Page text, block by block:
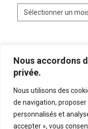
Nous accordons
privée.
Nous utilisons des
de navigation,
personnalisés et
accepter », vous
Mentions légales
Bluesky
LinkedIn
Twitter